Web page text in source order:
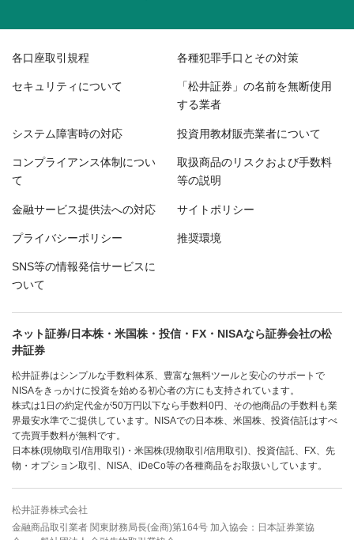
各口座取引規程 各種犯罪手口とその対策
セキュリティについて 「松井証券」の名前を無断使用
する業者
システム障害時の対応 投資用教材販売業者について
コンプライアンス体制につい
て
取扱商品のリスクおよび手数料
等の説明
金融サービス提供法への対応 サイトポリシー
プライバシーポリシー 推奨環境
SNS等の情報発信サービスに
ついて
ネット証券/日本株・米国株・投信・FX・NISAなら証券会社の松
井証券
松井証券はシンプルな手数料体系、豊富な無料ツールと安心のサポートで
NISAをきっかけに投資を始める初心者の方にも支持されています。
株式は1日の約定代金が50万円以下なら手数料0円、その他商品の手数料も業
界最安水準でご提供しています。NISAでの日本株、米国株、投資信託はすべ
て売買手数料が無料です。
日本株(現物取引/信用取引)・米国株(現物取引/信用取引)、投資信託、FX、先
物・オプション取引、NISA、iDeCo等の各種商品をお取扱いしています。
松井証券株式会社
金融商品取引業者 関東財務局長(金商)第164号 加入協会：日本証券業協